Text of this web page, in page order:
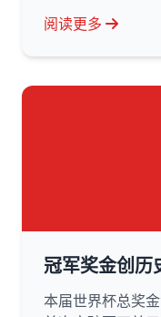
阅读更多
冠军奖金创历
本届世界杯总奖